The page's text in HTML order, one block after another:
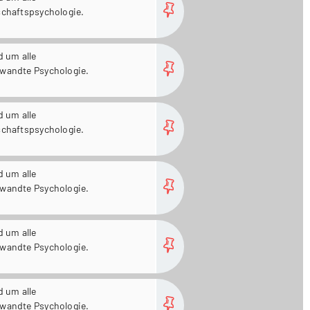
um alle
Psychologie.
um alle
um alle
Psychologie.
um alle
Psychologie.
um alle
Psychologie.